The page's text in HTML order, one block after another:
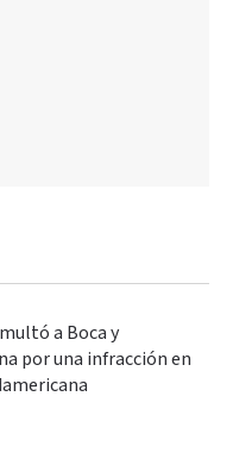
a Boca y
por una infracción en